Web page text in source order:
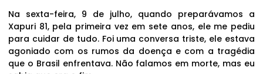
Na sexta-feira, 9 de julho, quando preparávamos a
Xapuri 81, pela primeira vez em sete anos, ele me pediu
para cuidar de tudo. Foi uma conversa triste, ele estava
agoniado com os rumos da doença e com a tragédia
que o Brasil enfrentava. Não falamos em morte, mas eu